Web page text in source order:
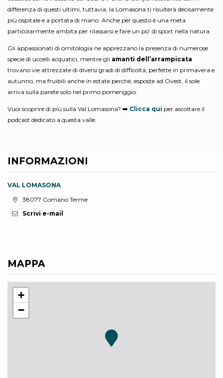
differenza di questi ultimi, tuttavia, la Lomasona ti risulterà decisamente
più ospitale e a portata di mano. Anche per questo è una meta
particolarmente ambita per rilassarsi e fare un po’ di sport nella natura.
Gli appassionati di ornitologia ne apprezzano la presenza di numerose
specie di uccelli acquatici, mentre gli amanti dell’arrampicata
trovano vie attrezzate di diversi gradi di difficoltà, perfette in primavera e
autunno, ma fruibili anche in estate perché, esposte ad Ovest, il sole
arriva sulla parete solo nel primo pomeriggio.
Vuoi scoprire di più sulla Val Lomasona? ➡️ Clicca qui per ascoltare il
podcast dedicato a questa valle.
INFORMAZIONI
VAL LOMASONA
Località:38077 Comano Terme
Scrivi e-mail
MAPPA
+
−